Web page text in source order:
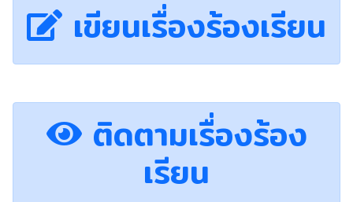
เขียนเรื่องร้องเรียน
ติดตามเรื่องร้อง
เรียน